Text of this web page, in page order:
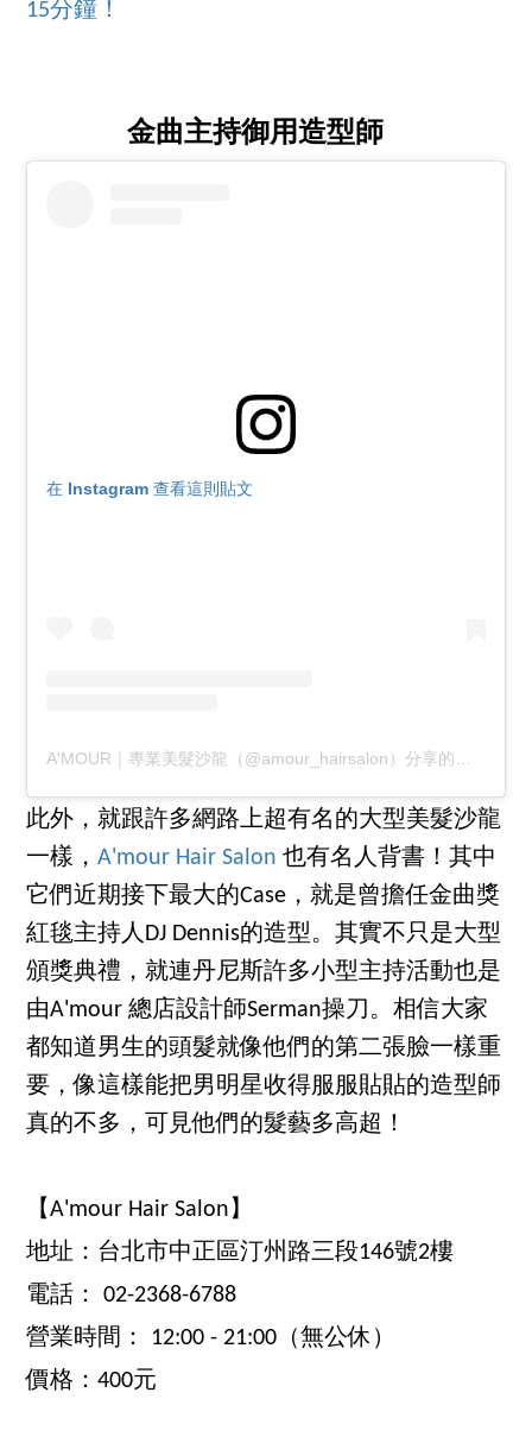
15分鐘！
金曲主持御用造型師
在 Instagram 查看這則貼文
此外，就跟許多網路上超有名的大型美髮沙龍
一樣，A'mour Hair Salon 也有名人背書！其中
它們近期接下最大的Case，就是曾擔任金曲獎
紅毯主持人DJ Dennis的造型。其實不只是大型
頒獎典禮，就連丹尼斯許多小型主持活動也是
由A'mour 總店設計師Serman操刀。相信大家
都知道男生的頭髮就像他們的第二張臉一樣重
要，像這樣能把男明星收得服服貼貼的造型師
真的不多，可見他們的髮藝多高超！
【A'mour Hair Salon】
地址：台北市中正區汀州路三段146號2樓
電話： 02-2368-6788
營業時間： 12:00 - 21:00（無公休）
價格：400元